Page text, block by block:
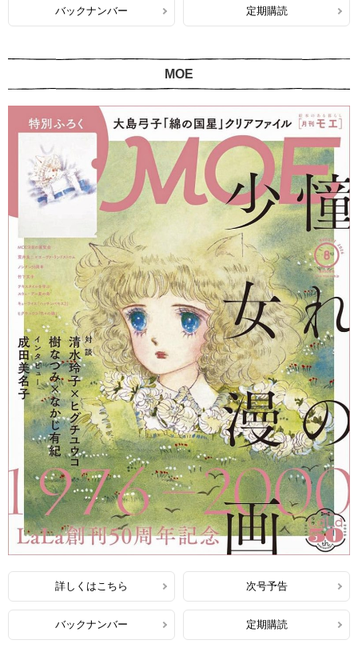
バックナンバー 定期購読
MOE
詳しくはこちら 次号予告
バックナンバー 定期購読